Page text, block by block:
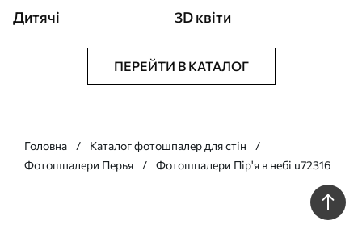
Дитячі 3D квіти
ПЕРЕЙТИ В КАТАЛОГ
Головна
Каталог фотошпалер для стін
Фотошпалери Перья
Фотошпалери Пір'я в небі u72316